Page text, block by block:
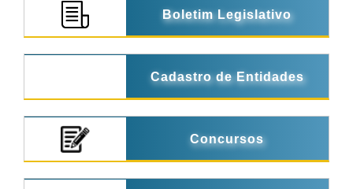
Boletim Legislativo
Cadastro de Entidades
Concursos